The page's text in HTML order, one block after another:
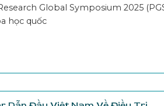
Global Symposium 2025
học quốc